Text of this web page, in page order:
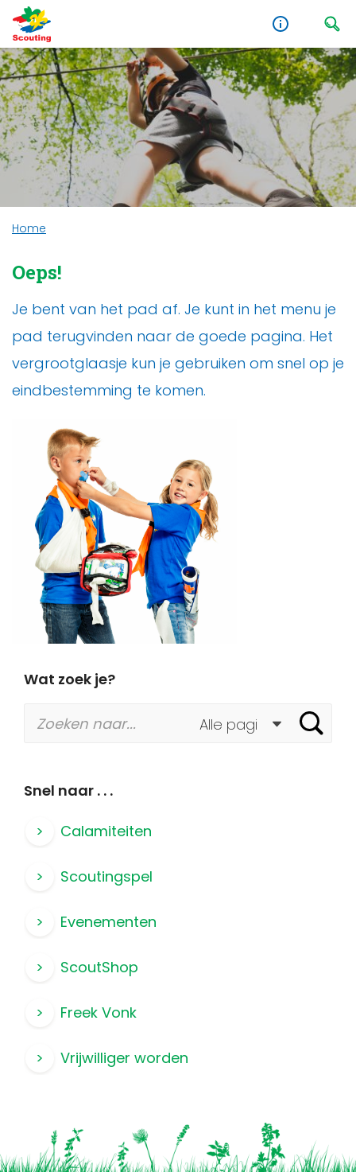
Home
Oeps!
Je bent van het pad af. Je kunt in het menu je
pad terugvinden naar de goede pagina. Het
vergrootglaasje kun je gebruiken om snel op je
eindbestemming te komen.
Wat zoek je?
Snel naar . . .
Calamiteiten
Scoutingspel
Evenementen
ScoutShop
Freek Vonk
Vrijwilliger worden